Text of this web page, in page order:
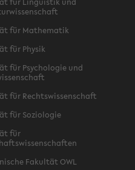
für Mathematik
für Physik
für Psychologie und
für Rechtswissenschaft
für Soziologie
für
Fakultät OWL